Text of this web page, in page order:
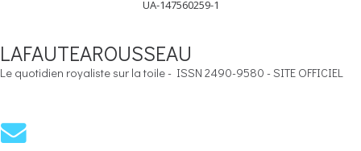
UA-147560259-1
LAFAUTEAROUSSEAU
Le quotidien royaliste sur la toile - ISSN 2490-9580 - SITE OFFICIEL